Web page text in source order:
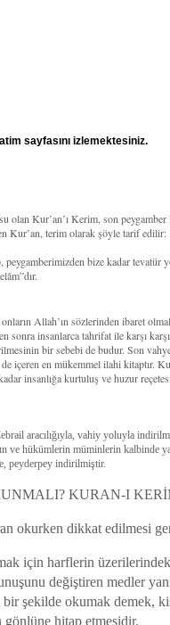
sayfasını izlemektesiniz.
olan Kur’an’ı Kerim, son
Kur’an, terim olarak şöyle tarif edilir:
peygamberimizden bize kadar
Allah’ın sözlerinden ibaret
insanlarca tahrifat ile karşı
bir sebebi de budur. Son
içeren en mükemmel ilahi kitaptır.
insanlığa kurtuluş ve huzur
aracılığıyla, vahiy yoluyla
ve hükümlerin müminlerin
peyderpey indirilmiştir.
KURAN-I
okurken dikkat edilmesi
için harflerin
değiştiren medler
bir şekilde okumak demek,
hitap etmesidir.